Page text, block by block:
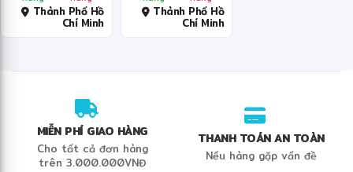
vệ quá tải
Thành Phố Hồ
Chí Minh
Thành Phố Hồ
Chí Minh
MIỄN PHÍ GIAO HÀNG
Cho tất cả đơn hàng
trên 3.000.000VNĐ
THANH TOÁN AN TOÀN
Nếu hàng gặp vấn đề